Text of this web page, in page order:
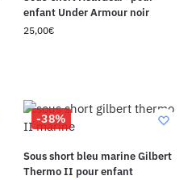
enfant Under Armour noir
25,00€
-38%
Sous short bleu marine Gilbert
Thermo II pour enfant